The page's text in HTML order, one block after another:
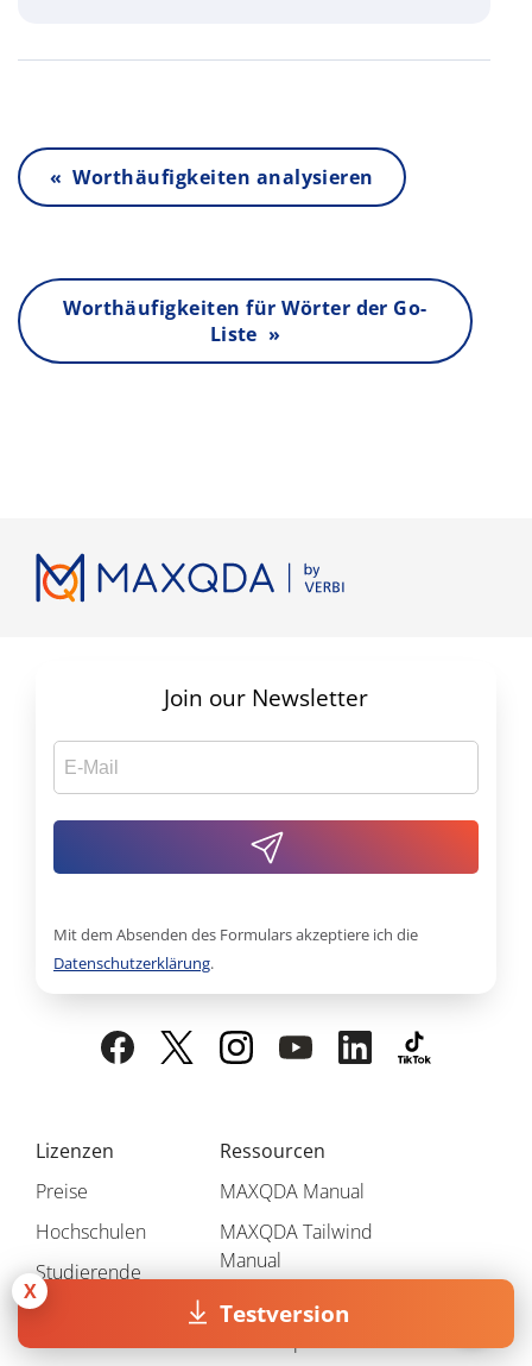
Testversion
X
« Worthäufigkeiten analysieren
Worthäufigkeiten für Wörter der Go-
Liste »
Lizenzen
Preise
Hochschulen
Studierende
Kostenlose
Ressourcen
MAXQDA Manual
MAXQDA Tailwind
Manual
Videotutorials
Join our Newsletter
Mit dem Absenden des Formulars akzeptiere ich die
Datenschutzerklärung.